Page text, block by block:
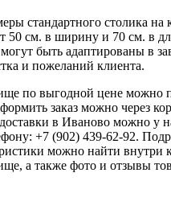
стандартного столика на
50 см. в ширину и 70 см. в
быть адаптированы в
и пожеланий клиента.
по выгодной цене можно
заказ можно через
в Иваново можно у
+7 (902) 439-62-92.
можно найти внутри
а также фото и отзывы